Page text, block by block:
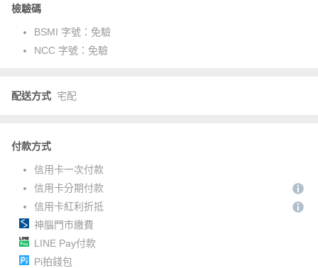
檢驗碼
BSMI 字號： 免驗
NCC 字號： 免驗
配送方式 宅配
付款方式
信用卡一次付款
信用卡分期付款
信用卡紅利折抵
神腦門市繳費
LINE Pay付款
Pi拍錢包